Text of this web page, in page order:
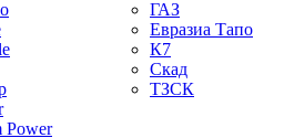
Power
ГАЗ
Евразиа Тапо
К7
Скад
ТЗСК